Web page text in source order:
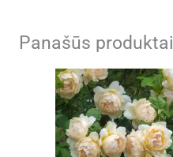
Panašūs produktai